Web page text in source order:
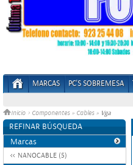
MARCAS PC'S SOBREMESA
Inicio > Componentes » Cables » Vga
REFINAR BÚSQUEDA
Marcas
NANOCABLE (5)